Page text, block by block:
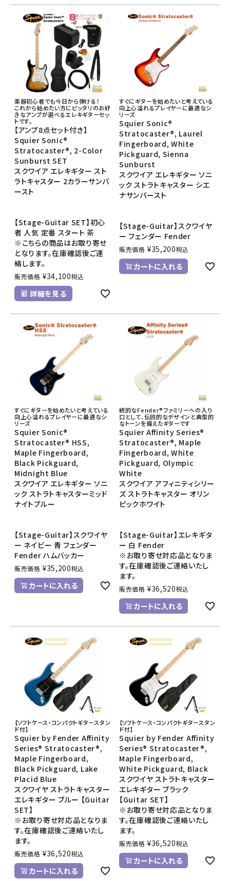
楽器初心者でも今日から弾ける！
これから始めたい方にピッタリのお好
きなアンプが選べるエレキギターセッ
トです。
【アンプ8点セット付き】
Squier Sonic®
Stratocaster®, 2-Color
Sunburst SET
スクワイア エレキギター スト
ラトキャスター 2カラーサンバ
ースト
【Stage-Guitar SET】初心
者 人気 定番 スタート 茶
※こちらの商品はお取り寄せ
となります。在庫確認後ご連
絡します。
販売価格 ¥34,100税込
詳細を見る
すぐにギターを始めたいと考えている
向上心溢れるプレイヤーに最適なシ
リーズ
Squier Sonic®
Stratocaster®, Laurel
Fingerboard, White
Pickguard, Sienna
Sunburst
スクワイア エレキギター ソニ
ック ストラトキャスター シエ
ナサンバースト
【Stage-Guitar】スクワイヤ
ー フェンダー Fender
販売価格 ¥35,200税込
カートに入れる
すぐにギターを始めたいと考えている
向上心溢れるプレイヤーに最適なシ
リーズ
Squier Sonic®
Stratocaster® HSS,
Maple Fingerboard,
Black Pickguard,
Midnight Blue
スクワイア エレキギター ソニ
ック ストラトキャスターミッド
ナイトブルー
【Stage-Guitar】スクワイヤ
ー ネイビー 青 フェンダー
Fender ハムバッカー
販売価格 ¥35,200税込
カートに入れる
統的なFender®ファミリーへの入り
口として、伝説的なデザインと典型的
なトーンを備えたギターです
Squier Affinity Series®
Stratocaster®, Maple
Fingerboard, White
Pickguard, Olympic
White
スクワイア アフィニティシリー
ズ ストラトキャスター オリン
ピックホワイト
【Stage-Guitar】エレキギタ
ー 白 Fender
※お取り寄せ対応品となりま
す。在庫確認後ご連絡いたし
ます。
販売価格 ¥36,520税込
カートに入れる
【ソフトケース・コンパクトギタースタン
ド付】
Squier by Fender Affinity
Series® Stratocaster®,
Maple Fingerboard,
Black Pickguard, Lake
Placid Blue
スクワイヤ ストラトキャスター
エレキギター ブルー 【Guitar
SET】
※お取り寄せ対応品となりま
す。在庫確認後ご連絡いたし
ます。
販売価格 ¥36,520税込
カートに入れる
【ソフトケース・コンパクトギタースタン
ド付】
Squier by Fender Affinity
Series® Stratocaster®,
Maple Fingerboard,
White Pickguard, Black
スクワイヤ ストラトキャスター
エレキギター ブラック
【Guitar SET】
※お取り寄せ対応品となりま
す。在庫確認後ご連絡いたし
ます。
販売価格 ¥36,520税込
カートに入れる